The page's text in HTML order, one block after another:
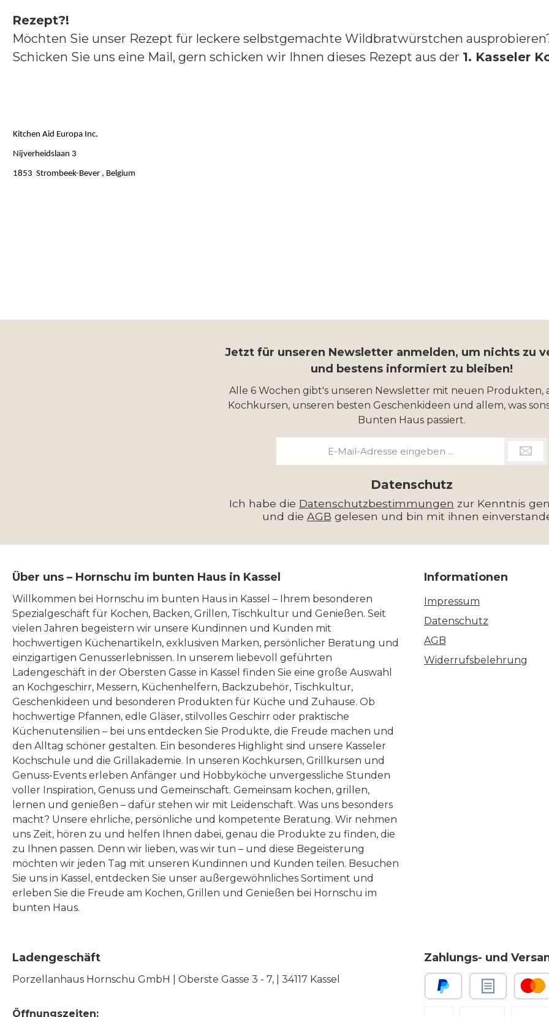
Rezept?!
Möchten Sie unser Rezept für leckere selbstgemachte Wildbratwürstchen
Schicken Sie uns eine Mail, gern schicken wir Ihnen dieses Rezept aus der 1. Kasseler
Kitchen Aid Europa Inc.
Nijverheidslaan 3
1853 Strombeek-Bever , Belgium
Jetzt für unseren Newsletter anmelden, um nichts zu
und bestens informiert zu bleiben!
Alle 6 Wochen gibt's unseren Newsletter mit neuen Produkten,
Kochkursen, unseren besten Geschenkideen und allem, was
Bunten Haus passiert.
Datenschutz
Ich habe die Datenschutzbestimmungen zur Kenntnis
und die AGB gelesen und bin mit ihnen
Über uns – Hornschu im bunten Haus in Kassel
Willkommen bei Hornschu im bunten Haus in Kassel – Ihrem besonderen
Spezialgeschäft für Kochen, Backen, Grillen, Tischkultur und Genießen. Seit
vielen Jahren begeistern wir unsere Kundinnen und Kunden mit
hochwertigen Küchenartikeln, exklusiven Marken, persönlicher Beratung und
einzigartigen Genusserlebnissen. In unserem liebevoll geführten
Ladengeschäft in der Obersten Gasse in Kassel finden Sie eine große Auswahl
an Kochgeschirr, Messern, Küchenhelfern, Backzubehör, Tischkultur,
Geschenkideen und besonderen Produkten für Küche und Zuhause. Ob
hochwertige Pfannen, edle Gläser, stilvolles Geschirr oder praktische
Küchenutensilien – bei uns entdecken Sie Produkte, die Freude machen und
den Alltag schöner gestalten. Ein besonderes Highlight sind unsere Kasseler
Kochschule und die Grillakademie. In unseren Kochkursen, Grillkursen und
Genuss-Events erleben Anfänger und Hobbyköche unvergessliche Stunden
voller Inspiration, Genuss und Gemeinschaft. Gemeinsam kochen, grillen,
lernen und genießen – dafür stehen wir mit Leidenschaft. Was uns besonders
macht? Unsere ehrliche, persönliche und kompetente Beratung. Wir nehmen
uns Zeit, hören zu und helfen Ihnen dabei, genau die Produkte zu finden, die
zu Ihnen passen. Denn wir lieben, was wir tun – und diese Begeisterung
möchten wir jeden Tag mit unseren Kundinnen und Kunden teilen. Besuchen
Sie uns in Kassel, entdecken Sie unser außergewöhnliches Sortiment und
erleben Sie die Freude am Kochen, Grillen und Genießen bei Hornschu im
bunten Haus.
Informationen
Impressum
Datenschutz
AGB
Widerrufsbelehrung
Ladengeschäft
Porzellanhaus Hornschu GmbH | Oberste Gasse 3 - 7, | 34117 Kassel
Öffnungszeiten:
Zahlungs- und